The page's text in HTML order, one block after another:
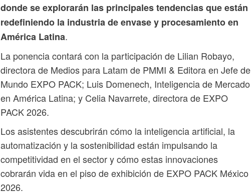
donde se explorarán las principales tendencias que están
redefiniendo la industria de envase y procesamiento en
América Latina.
La ponencia contará con la participación de Lilian Robayo,
directora de Medios para Latam de PMMI & Editora en Jefe de
Mundo EXPO PACK; Luis Domenech, Inteligencia de Mercado
en América Latina; y Celia Navarrete, directora de EXPO
PACK 2026.
Los asistentes descubrirán cómo la inteligencia artificial, la
automatización y la sostenibilidad están impulsando la
competitividad en el sector y cómo estas innovaciones
cobrarán vida en el piso de exhibición de EXPO PACK México
2026.